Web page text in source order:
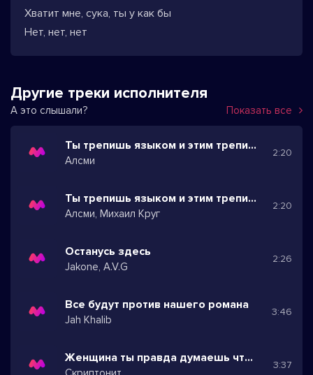
Хватит мне, сука, ты у как бы
Нет, нет, нет
Другие треки исполнителя
А это слышали? Показать все
Ты трепишь языком и этим трепишь нервы
Алсми
2:20
Ты трепишь языком и этим трепишь нервы
Алсми, Михаил Круг
2:20
Останусь здесь
Jakone, A.V.G
2:26
Все будут против нашего романа
Jah Khalib
3:46
Женщина ты правда думаешь что можешь стать выше
3:37